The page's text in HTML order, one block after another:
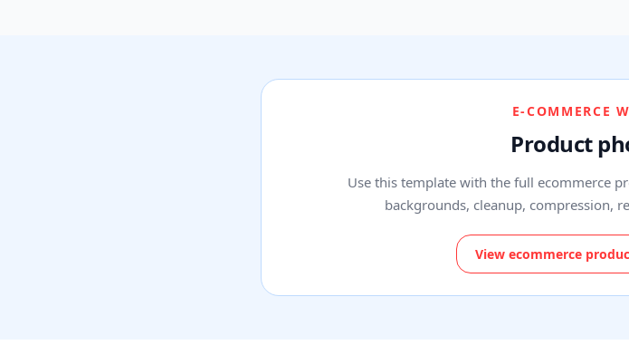
E-COMMERCE
Product
Use this template with the full ecommerce
backgrounds, cleanup, compression,
View ecommerce